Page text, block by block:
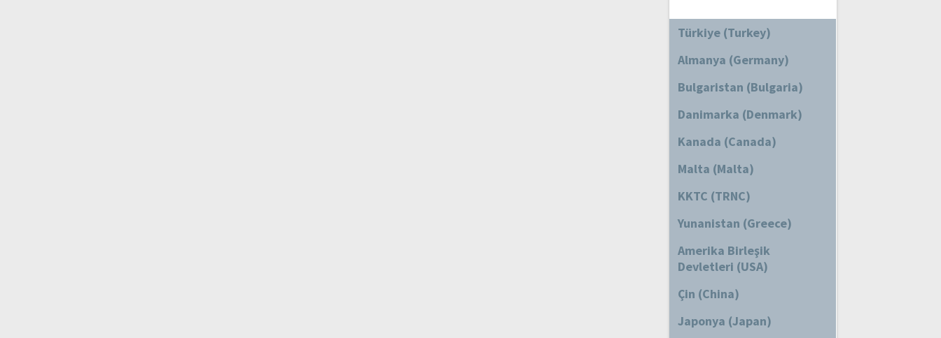
Türkiye (Turkey)
Almanya (Germany)
Bulgaristan (Bulgaria)
Danimarka (Denmark)
Kanada (Canada)
Malta (Malta)
KKTC (TRNC)
Yunanistan (Greece)
Amerika Birleşik
Devletleri (USA)
Çin (China)
Japonya (Japan)